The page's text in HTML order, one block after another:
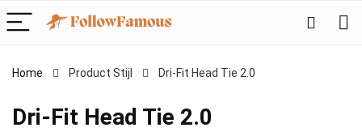
Home Product Stijl ‎Dri-Fit Head Tie 2.0
‎Dri-Fit Head Tie 2.0